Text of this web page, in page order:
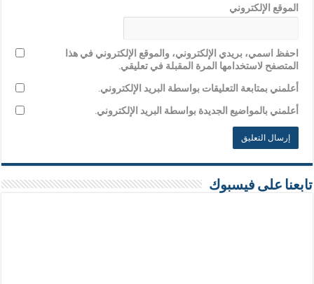
الموقع الإلكتروني
احفظ اسمي، بريدي الإلكتروني، والموقع الإلكتروني في هذا
المتصفح لاستخدامها المرة المقبلة في تعليقي.
أعلمني بمتابعة التعليقات بواسطة البريد الإلكتروني.
أعلمني بالمواضيع الجديدة بواسطة البريد الإلكتروني.
تابعنا على فيسبوك